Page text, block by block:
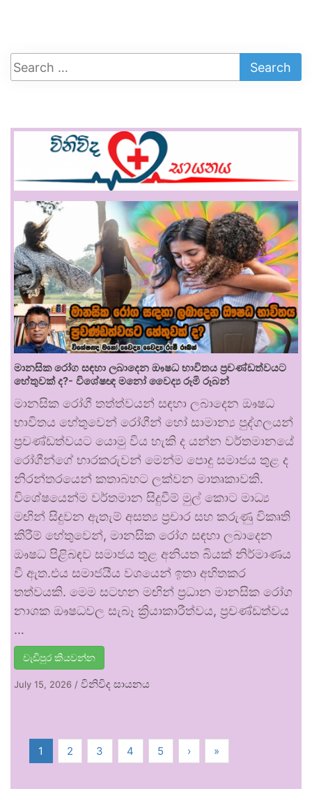
මානසික රෝග සඳහා ලබාදෙන ඖෂධ භාවිතය ප්‍රචණ්ඩත්වයට
හේතුවක් ද?- විශේෂඥ මනෝ වෛද්‍ය රූමි රූබන්
මානසික රෝගී තත්ත්වයන් සඳහා ලබාදෙන ඖෂධ
භාවිතය හේතුවෙන් රෝගීන් හෝ සාමාන්‍ය පුද්ගලයන්
ප්‍රචණ්ඩත්වයට යොමු විය හැකි ද යන්න වර්තමානයේ
රෝගීන්ගේ භාරකරුවන් මෙන්ම පොදු සමාජය තුළ ද
නිරන්තරයෙන් කතාබහට ලක්වන මාතෘකාවකි.
විශේෂයෙන්ම වර්තමාන සිදුවීම් මුල් කොට මාධ්‍ය
මඟින් සිදුවන ඇතැම් අසත්‍ය ප්‍රචාර සහ කරුණු විකෘති
කිරීම් හේතුවෙන්, මානසික රෝග සඳහා ලබාදෙන
ඖෂධ පිළිබඳව සමාජය තුළ අනියත බියක් නිර්මාණය
වී ඇත.එය සමාජයීය වශයෙන් ඉතා අහිතකර
තත්වයකි. මෙම සටහන මඟින් ප්‍රධාන මානසික රෝග
නාශක ඖෂධවල සැබෑ ක්‍රියාකාරීත්වය, ප්‍රචණ්ඩත්වය
…
වැඩිපුර කියවන්න
July 15, 2026 / විනිවිද සායනය
1 2 3 4 5 › »